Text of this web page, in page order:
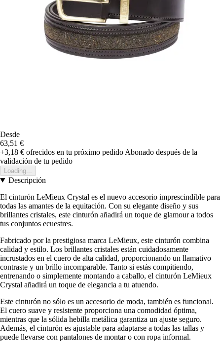
Desde
63,51 €
+3,18 € ofrecidos en tu próximo pedido Abonado después de la
validación de tu pedido
Loading...
Descripción
El cinturón LeMieux Crystal es el nuevo accesorio imprescindible para
todas las amantes de la equitación. Con su elegante diseño y sus
brillantes cristales, este cinturón añadirá un toque de glamour a todos
tus conjuntos ecuestres.
Fabricado por la prestigiosa marca LeMieux, este cinturón combina
calidad y estilo. Los brillantes cristales están cuidadosamente
incrustados en el cuero de alta calidad, proporcionando un llamativo
contraste y un brillo incomparable. Tanto si estás compitiendo,
entrenando o simplemente montando a caballo, el cinturón LeMieux
Crystal añadirá un toque de elegancia a tu atuendo.
Este cinturón no sólo es un accesorio de moda, también es funcional.
El cuero suave y resistente proporciona una comodidad óptima,
mientras que la sólida hebilla metálica garantiza un ajuste seguro.
Además, el cinturón es ajustable para adaptarse a todas las tallas y
puede llevarse con pantalones de montar o con ropa informal.